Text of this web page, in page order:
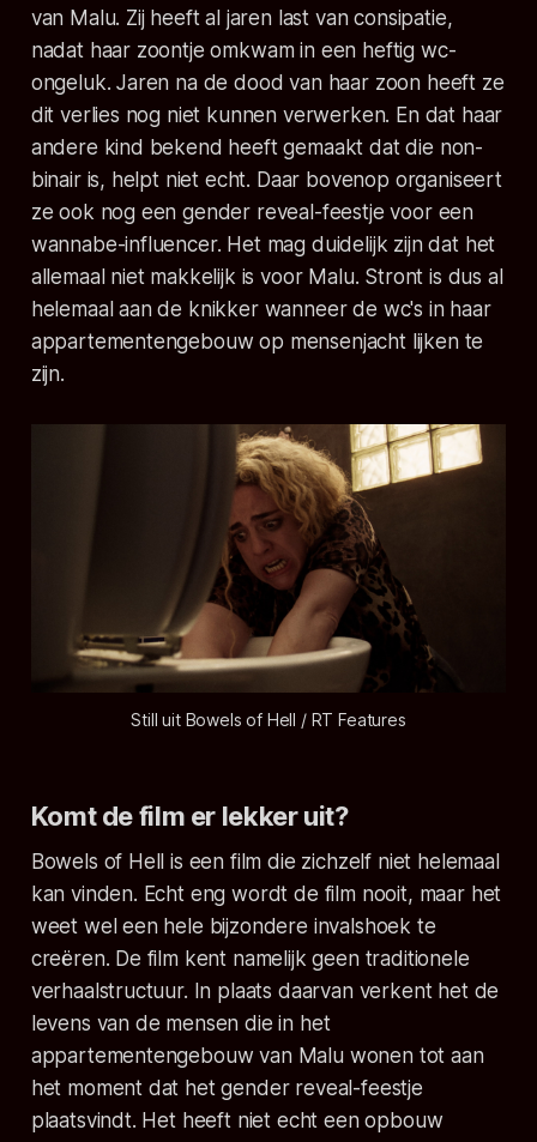
van Malu. Zij heeft al jaren last van consipatie,
nadat haar zoontje omkwam in een heftig wc-
ongeluk. Jaren na de dood van haar zoon heeft ze
dit verlies nog niet kunnen verwerken. En dat haar
andere kind bekend heeft gemaakt dat die non-
binair is, helpt niet echt. Daar bovenop organiseert
ze ook nog een gender reveal-feestje voor een
wannabe-influencer. Het mag duidelijk zijn dat het
allemaal niet makkelijk is voor Malu. Stront is dus al
helemaal aan de knikker wanneer de wc's in haar
appartementengebouw op mensenjacht lijken te
zijn.
Still uit Bowels of Hell / RT Features
Komt de film er lekker uit?
Bowels of Hell is een film die zichzelf niet helemaal
kan vinden. Echt eng wordt de film nooit, maar het
weet wel een hele bijzondere invalshoek te
creëren. De film kent namelijk geen traditionele
verhaalstructuur. In plaats daarvan verkent het de
levens van de mensen die in het
appartementengebouw van Malu wonen tot aan
het moment dat het gender reveal-feestje
plaatsvindt. Het heeft niet echt een opbouw